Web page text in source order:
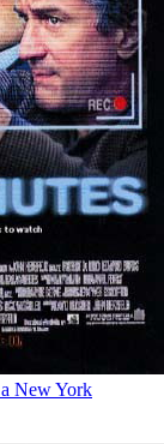
New York